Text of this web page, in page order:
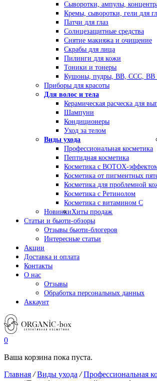
Сыворотки, ампулы,
Кремы, сыворотки, гели для
Патчи для глаз
Солнцезащитные средства
Снятие макияжа и очищение
Скрабы для лица
Пилинги для кожи
Тоники и тонеры
Кушоны, пудры, ВВ, ССС, ВВ
Приборы для красоты
Для волос и тела
Керамическая расческа для
Шампуни
Кондиционеры
Уход за телом
Виды ухода
Профессиональная косметика
Пептидная косметика
Косметика с BOTOX-
Косметика от пигментных
Косметика для проблемной
Косметика с Ретинолом
Косметика с витамином С
НовинкиХиты продаж
Статьи и бьюти-обзоры
Отзывы бьюти-блогеров
Интересные статьи
Акции
Доставка и оплата
Контакты
О нас
Отзывы
Обработка персональных данных
Аккаунт
0
Ваша корзина пока пуста.
Главная /Виды ухода /Профессиональная